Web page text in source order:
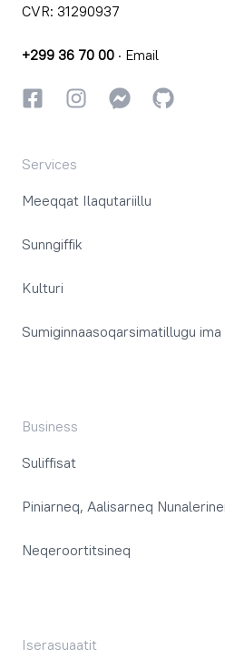
CVR: 31290937
+299 36 70 00 · Email
FacebookkiInstagrammiInstagrammi
GitHub
Services
Meeqqat Ilaqutariillu
Sunngiffik
Kulturi
Sumiginnaasoqarsimatillugu
Business
Suliffisat
Piniarneq, Aalisarneq
Neqeroortitsineq
Iserasuaatit